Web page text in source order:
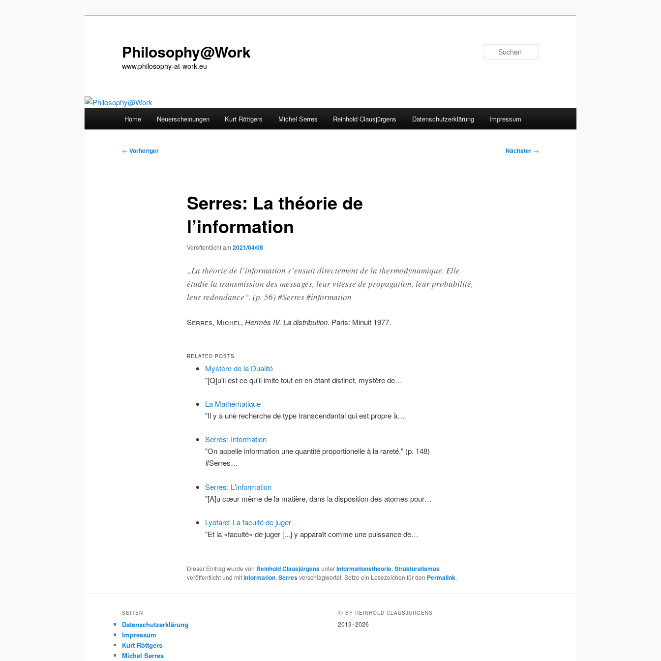
Philosophy@Work
www.philosophy-at-work.eu
Home Neuerscheinungen Kurt Röttgers Michel Serres Reinhold Clausjürgens Datenschutzerklärung Impressum
Beitragsnavigation
← Vorheriger Nächster →
Serres: La théorie de
l’information
Veröffentlicht am 2021/04/08
„La théorie de l’information s’ensuit directement de la thermodynamique. Elle
étudie la transmission des messages, leur vitesse de propagation, leur probabilité,
leur redondance“. (p. 56) #Serres #information
Serres, Michel , Hermès IV. La distribution. Paris: Minuit 1977.
RELATED POSTS
Mystère de la Dualité
"[Q]u'il est ce qu'il imite tout en en étant distinct, mystère de…
La Mathématique
"Il y a une recherche de type transcendantal qui est propre à…
Serres: Information
"On appelle information une quantité proportionelle à la rareté." (p. 148)
#Serres…
Serres: L'information
"[A]u cœur même de la matière, dans la disposition des atomes pour…
Lyotard: La faculté de juger
"Et la «faculté» de juger [...] y apparaît comme une puissance de…
Dieser Eintrag wurde von Reinhold ClausjürgensunterInformationstheorie, Strukturalismus
veröffentlicht und mitinformation, Serresverschlagwortet. Setze ein Lesezeichen für den Permalink.
SEITEN
Datenschutzerklärung
Impressum
Kurt Röttgers
Michel Serres
Ⓒ BY REINHOLD CLAUSJÜRGENS
2013–2026